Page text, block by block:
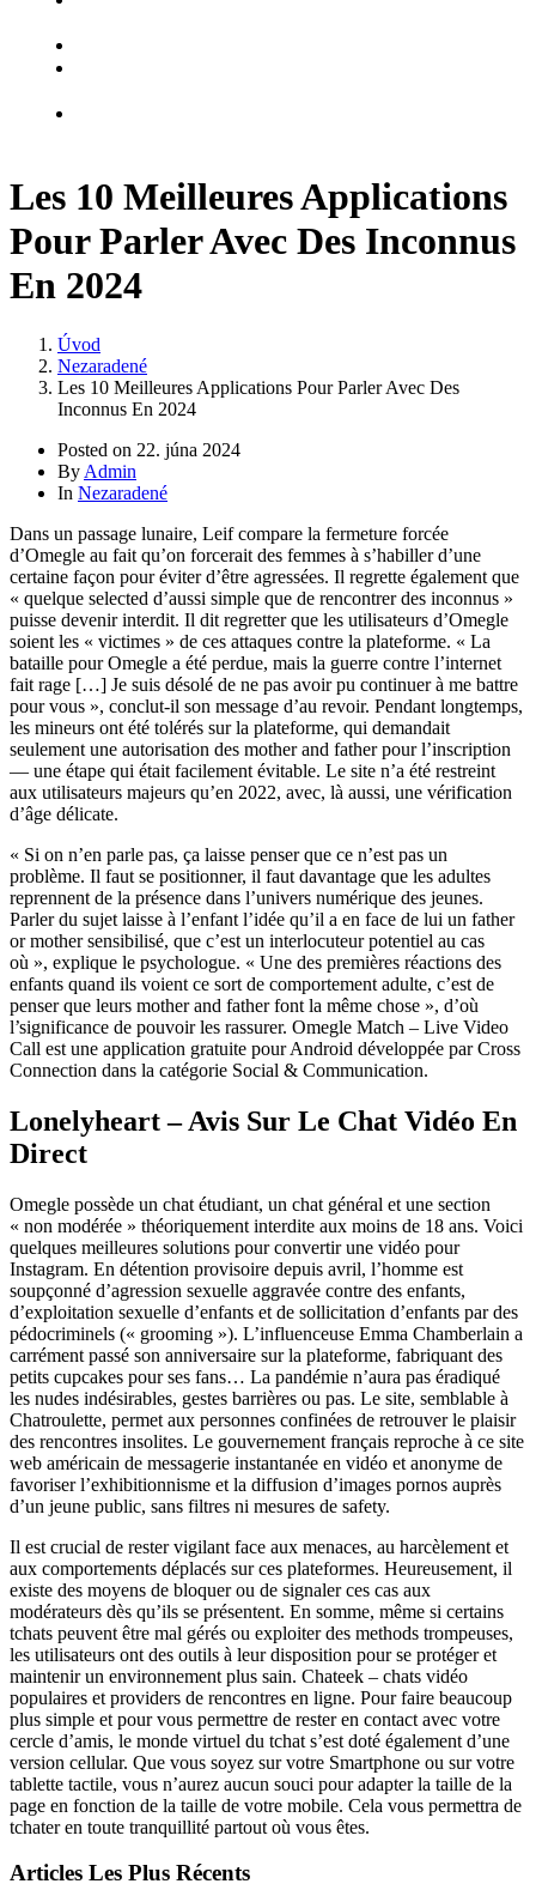
Les 10 Meilleures Applications
Pour Parler Avec Des Inconnus
En 2024
Úvod
Nezaradené
Les 10 Meilleures Applications Pour Parler Avec Des
Inconnus En 2024
Posted on 22. júna 2024
By Admin
In Nezaradené
Dans un passage lunaire, Leif compare la fermeture forcée
d’Omegle au fait qu’on forcerait des femmes à s’habiller d’une
certaine façon pour éviter d’être agressées. Il regrette également que
« quelque selected d’aussi simple que de rencontrer des inconnus »
puisse devenir interdit. Il dit regretter que les utilisateurs d’Omegle
soient les « victimes » de ces attaques contre la plateforme. « La
bataille pour Omegle a été perdue, mais la guerre contre l’internet
fait rage […] Je suis désolé de ne pas avoir pu continuer à me battre
pour vous », conclut-il son message d’au revoir. Pendant longtemps,
les mineurs ont été tolérés sur la plateforme, qui demandait
seulement une autorisation des mother and father pour l’inscription
— une étape qui était facilement évitable. Le site n’a été restreint
aux utilisateurs majeurs qu’en 2022, avec, là aussi, une vérification
d’âge délicate.
« Si on n’en parle pas, ça laisse penser que ce n’est pas un
problème. Il faut se positionner, il faut davantage que les adultes
reprennent de la présence dans l’univers numérique des jeunes.
Parler du sujet laisse à l’enfant l’idée qu’il a en face de lui un father
or mother sensibilisé, que c’est un interlocuteur potentiel au cas
où », explique le psychologue. « Une des premières réactions des
enfants quand ils voient ce sort de comportement adulte, c’est de
penser que leurs mother and father font la même chose », d’où
l’significance de pouvoir les rassurer. Omegle Match – Live Video
Call est une application gratuite pour Android développée par Cross
Connection dans la catégorie Social & Communication.
Lonelyheart – Avis Sur Le Chat Vidéo En
Direct
Omegle possède un chat étudiant, un chat général et une section
« non modérée » théoriquement interdite aux moins de 18 ans. Voici
quelques meilleures solutions pour convertir une vidéo pour
Instagram. En détention provisoire depuis avril, l’homme est
soupçonné d’agression sexuelle aggravée contre des enfants,
d’exploitation sexuelle d’enfants et de sollicitation d’enfants par des
pédocriminels (« grooming »). L’influenceuse Emma Chamberlain a
carrément passé son anniversaire sur la plateforme, fabriquant des
petits cupcakes pour ses fans… La pandémie n’aura pas éradiqué
les nudes indésirables, gestes barrières ou pas. Le site, semblable à
Chatroulette, permet aux personnes confinées de retrouver le plaisir
des rencontres insolites. Le gouvernement français reproche à ce site
web américain de messagerie instantanée en vidéo et anonyme de
favoriser l’exhibitionnisme et la diffusion d’images pornos auprès
d’un jeune public, sans filtres ni mesures de safety.
Il est crucial de rester vigilant face aux menaces, au harcèlement et
aux comportements déplacés sur ces plateformes. Heureusement, il
existe des moyens de bloquer ou de signaler ces cas aux
modérateurs dès qu’ils se présentent. En somme, même si certains
tchats peuvent être mal gérés ou exploiter des methods trompeuses,
les utilisateurs ont des outils à leur disposition pour se protéger et
maintenir un environnement plus sain. Chateek – chats vidéo
populaires et providers de rencontres en ligne. Pour faire beaucoup
plus simple et pour vous permettre de rester en contact avec votre
cercle d’amis, le monde virtuel du tchat s’est doté également d’une
version cellular. Que vous soyez sur votre Smartphone ou sur votre
tablette tactile, vous n’aurez aucun souci pour adapter la taille de la
page en fonction de la taille de votre mobile. Cela vous permettra de
tchater en toute tranquillité partout où vous êtes.
Articles Les Plus Récents